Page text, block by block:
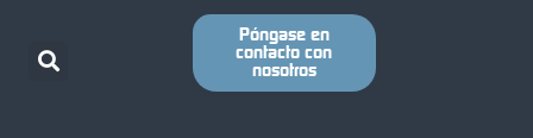
Póngase en
contacto con
nosotros